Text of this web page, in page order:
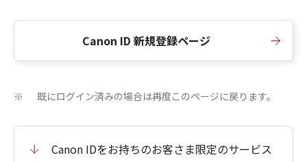
Canon ID 新規登録ページ
※ 既にログイン済みの場合は再度このページに戻ります。
Canon IDをお持ちのお客さま限定のサービス